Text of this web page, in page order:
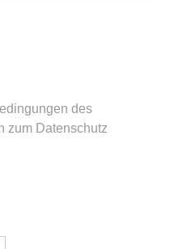
des
zum Datenschutz